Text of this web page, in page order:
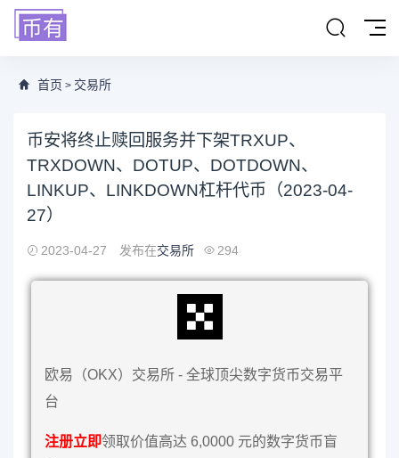
首页 > 交易所
币安将终止赎回服务并下架TRXUP、
TRXDOWN、DOTUP、DOTDOWN、
LINKUP、LINKDOWN杠杆代币（2023-04-
27）
2023-04-27 发布在交易所 294
欧易（OKX）交易所 - 全球顶尖数字货币交易平
台
注册立即领取价值高达 6,0000 元的数字货币盲